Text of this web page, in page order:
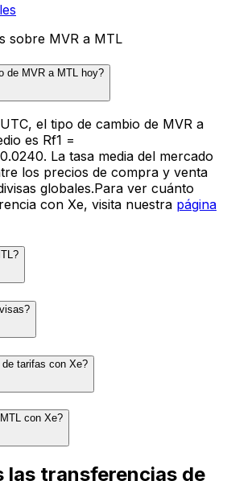
sobre MVR a MTL
de MVR a MTL hoy?
el tipo de cambio de MVR a
es Rf1 =
La tasa media del mercado
los precios de compra y venta
globales.Para ver cuánto
con Xe, visita nuestra página
tarifas con Xe?
con Xe?
las transferencias de